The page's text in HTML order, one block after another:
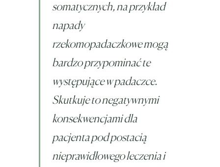
somatycznych, na przykład
napady
rzekomopadaczkowe mogą
bardzo przypominać te
występujące w padaczce.
Skutkuje to negatywnymi
konsekwencjami dla
pacjenta pod postacią
nieprawidłowego leczenia i